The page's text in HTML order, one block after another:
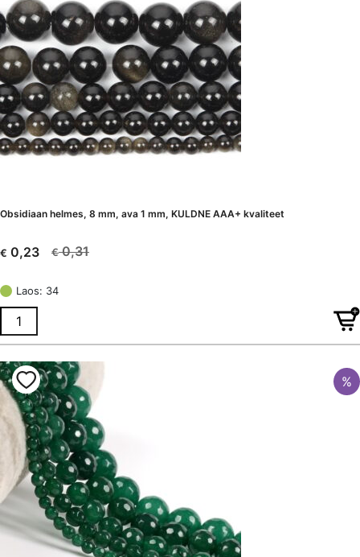
Obsidiaan helmes, 8 mm, ava 1 mm, KULDNE AAA+ kvaliteet
€0,31
Algne
oli:
€ 0,31.
€ 0,23
Current
is:
€ 0,23.
Laos: 34
%